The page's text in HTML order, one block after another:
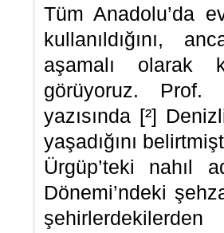
Tüm Anadolu’da
kullanıldığını,
aşamalı olarak
görüyoruz. Prof.
yazısında [²]
yaşadığını
Ürgüp’teki nahıl
Dönemi’ndeki